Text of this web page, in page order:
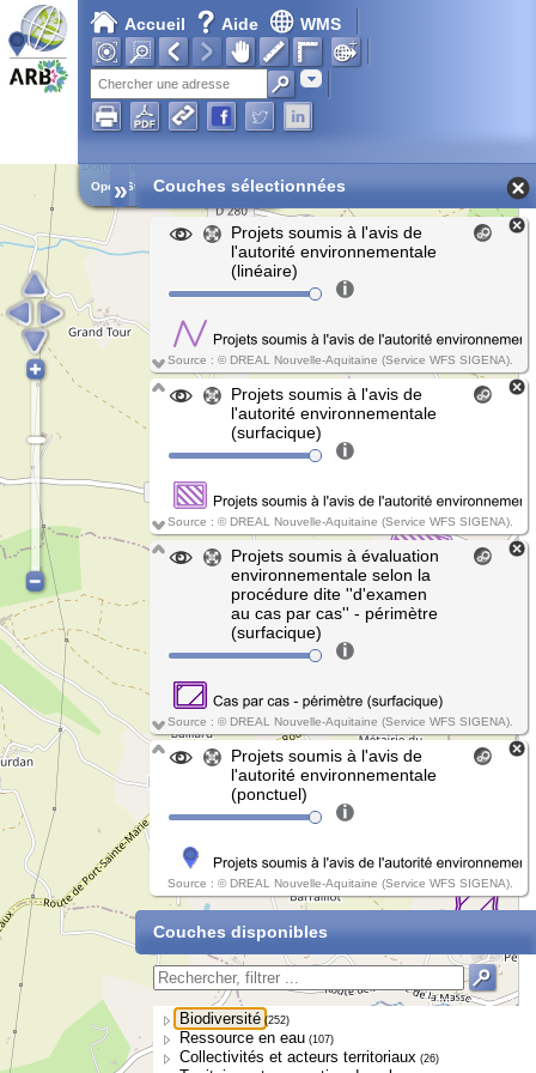
Accueil Aide WMS
Adresse
Chargement en cours...
Open Street Map
» Couches sélectionnées
Projets soumis à l'avis de
l'autorité environnementale
(linéaire)
Source : © DREAL Nouvelle-Aquitaine (Service WFS SIGENA).
Projets soumis à l'avis de
l'autorité environnementale
(surfacique)
Source : © DREAL Nouvelle-Aquitaine (Service WFS SIGENA).
Projets soumis à évaluation
environnementale selon la
procédure dite ''d'examen
au cas par cas'' - périmètre
(surfacique)
Source : © DREAL Nouvelle-Aquitaine (Service WFS SIGENA).
Projets soumis à l'avis de
l'autorité environnementale
(ponctuel)
Source : © DREAL Nouvelle-Aquitaine (Service WFS SIGENA).
Couches disponibles
Biodiversité (252)
Ressource en eau (107)
Collectivités et acteurs territoriaux (26)